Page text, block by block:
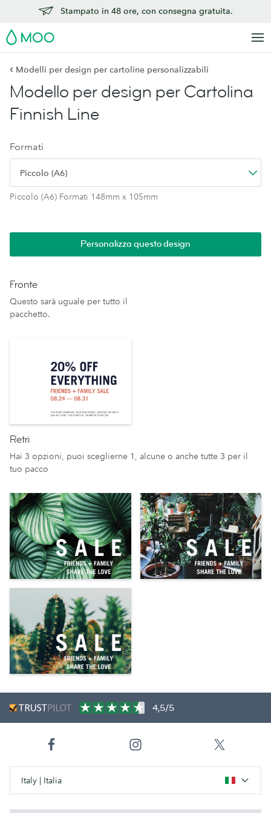
Stampato in 48 ore, con consegna gratuita.
MOO
‹ Modelli per design per cartoline personalizzabili
Modello per design per Cartolina
Finnish Line
Formati
Piccolo (A6)
Piccolo (A6) Formati 148mm x 105mm
Personalizza questo design
Fronte
Questo sarà uguale per tutto il
pacchetto.
Retri
Hai 3 opzioni, puoi sceglierne 1, alcune o anche tutte 3 per il
tuo pacco
4,5/5
Italy | Italia